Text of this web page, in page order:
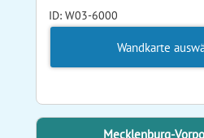
ID: W03-6000
Wandkarte
Mecklenburg-